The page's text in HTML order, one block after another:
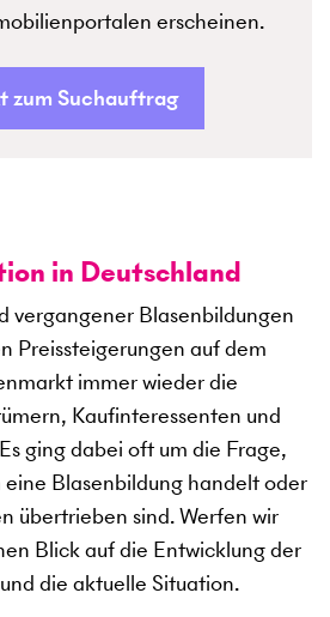
erscheinen.
zum Suchauftrag
in Deutschland
vergangener Blasenbildungen
Preissteigerungen auf dem
immer wieder die
Kaufinteressenten und
ging dabei oft um die Frage,
eine Blasenbildung handelt oder
übertrieben sind. Werfen wir
Blick auf die Entwicklung der
die aktuelle Situation.